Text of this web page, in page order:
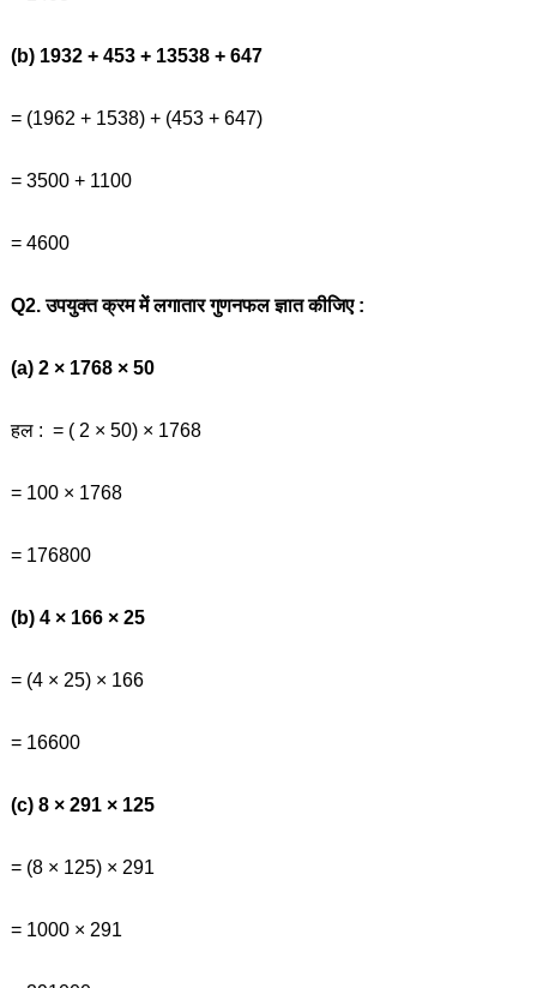
(b) 1932 + 453 + 13538 + 647
= (1962 + 1538) + (453 + 647)
= 3500 + 1100
= 4600
Q2. उपयुक्त क्रम में लगातार गुणनफल ज्ञात कीजिए :
(a) 2 × 1768 × 50
हल : = ( 2 × 50) × 1768
= 100 × 1768
= 176800
(b) 4 × 166 × 25
= (4 × 25) × 166
= 16600
(c) 8 × 291 × 125
= (8 × 125) × 291
= 1000 × 291